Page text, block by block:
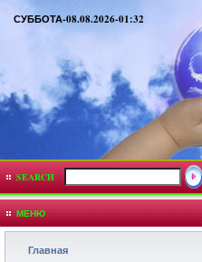
СУББОТА-08.08.2026-01:32
SEARCH
МЕНЮ
Главная